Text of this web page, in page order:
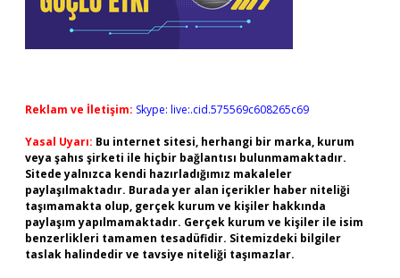
Reklam ve İletişim: Skype: live:.cid.575569c608265c69
Yasal Uyarı: Bu internet sitesi, herhangi bir marka, kurum
veya şahıs şirketi ile hiçbir bağlantısı bulunmamaktadır.
Sitede yalnızca kendi hazırladığımız makaleler
paylaşılmaktadır. Burada yer alan içerikler haber niteliği
taşımamakta olup, gerçek kurum ve kişiler hakkında
paylaşım yapılmamaktadır. Gerçek kurum ve kişiler ile isim
benzerlikleri tamamen tesadüfidir. Sitemizdeki bilgiler
taslak halindedir ve tavsiye niteliği taşımazlar.